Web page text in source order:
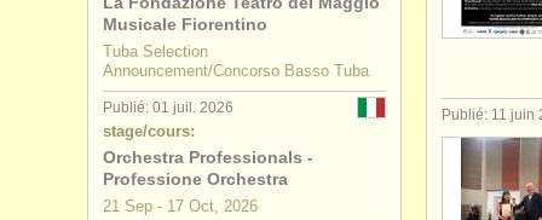
degree
tuba perdu
Publié: 11 juin
Musicale Fiorentino
Tuba Selection
Announcement/Concorso Basso Tuba
Publié: 01 juil. 2026
stage/cours:
Orchestra Professionals -
Professione Orchestra
21 Sep - 17 Oct, 2026